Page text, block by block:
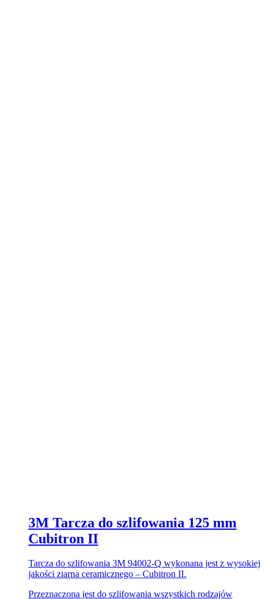
3M Tarcza do szlifowania 125 mm
Cubitron II
Tarcza do szlifowania 3M 94002-Q wykonana jest z wysokiej
jakości ziarna ceramicznego – Cubitron II.
Przeznaczona jest do szlifowania wszystkich rodzajów